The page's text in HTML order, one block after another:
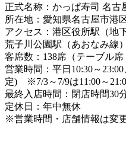
正式名称：かっぱ寿司 名古
所在地：愛知県名古屋市港
アクセス：港区役所駅（地
荒子川公園駅（あおなみ線
客席数：138席（テーブル席
営業時間：平日10:30～
定) ※7/3～7/9は11:00～
最終入店時間：閉店時間30
定休日：年中無休
※営業時間・店舗情報は変